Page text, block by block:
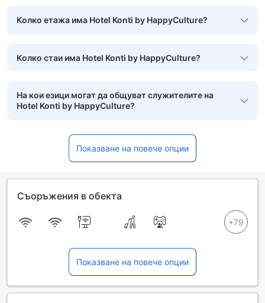
Колко етажа има Hotel Konti by HappyCulture?
Колко стаи има Hotel Konti by HappyCulture?
На кои езици могат да общуват служителите на
Hotel Konti by HappyCulture?
Показване на повече опции
Съоръжения в обекта
Показване на повече опции